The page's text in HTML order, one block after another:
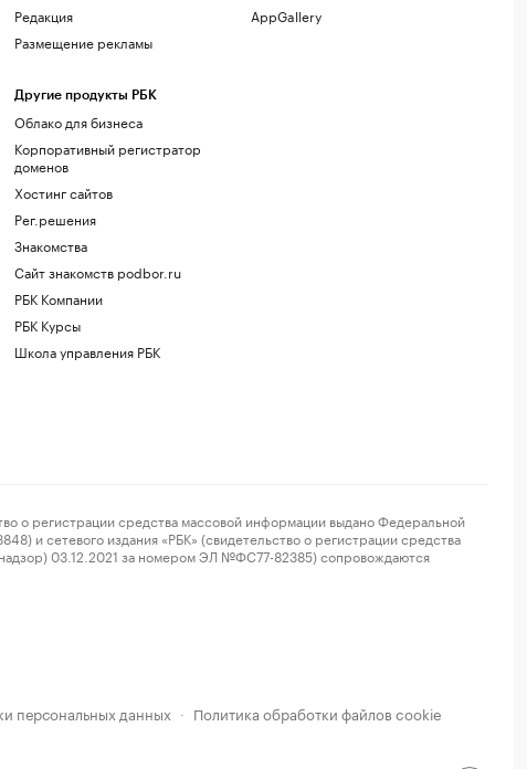
Редакция
Размещение рекламы
Другие продукты РБК
Облако для бизнеса
Корпоративный регистратор
доменов
Хостинг сайтов
Рег.решения
Знакомства
Сайт знакомств podbor.ru
РБК Компании
РБК Курсы
Школа управления РБК
AppGallery
регистрации средства массовой информации выдано Федеральной
и сетевого издания «РБК» (свидетельство о регистрации средства
03.12.2021 за номером ЭЛ №ФС77-82385) сопровождаются
персональных данных · Политика обработки файлов cookie